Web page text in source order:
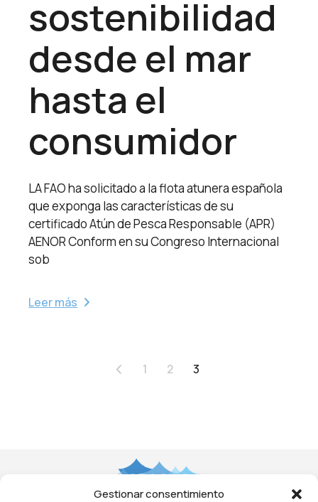
Gestionar consentimiento
sostenibilidad
desde el mar
hasta el
consumidor
LA FAO ha solicitado a la flota atunera española
que exponga las características de su
certificado Atún de Pesca Responsable (APR)
AENOR Conform en su Congreso Internacional
sob
Leer más
Paginación
entradas
1 2 3